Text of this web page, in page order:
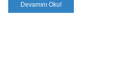
Devamını Oku!